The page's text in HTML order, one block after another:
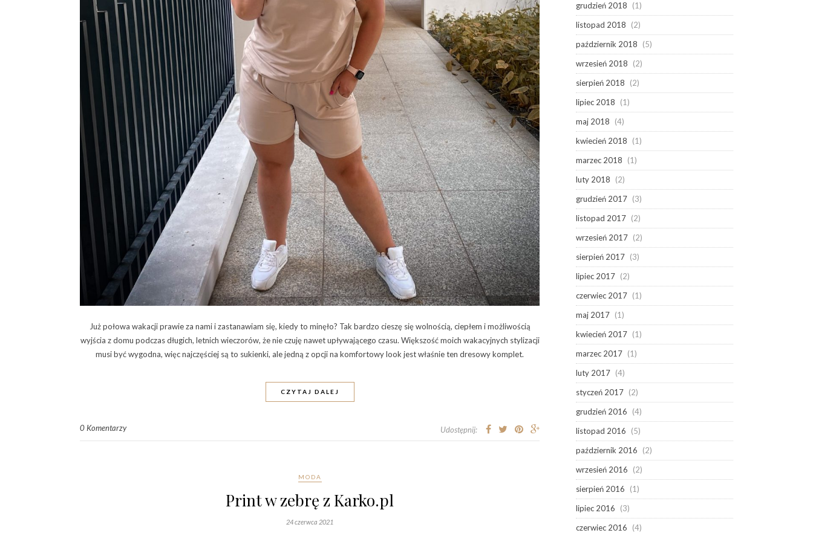
Już połowa wakacji prawie za nami i zastanawiam się, kiedy to minęło? Tak bardzo cieszę się wolnością, ciepłem i możliwością
wyjścia z domu podczas długich, letnich wieczorów, że nie czuję nawet upływającego czasu. Większość moich wakacyjnych stylizacji
musi być wygodna, więc najczęściej są to sukienki, ale jedną z opcji na komfortowy look jest właśnie ten dresowy komplet.
CZYTAJ DALEJ
0 Komentarzy Udostępnij:
MODA
Print w zebrę z Karko.pl
24 czerwca 2021
grudzień 2018
(1)
listopad 2018
(2)
październik 2018
(5)
wrzesień 2018
(2)
sierpień 2018
(2)
lipiec 2018
(1)
maj 2018
(4)
kwiecień 2018
(1)
marzec 2018
(1)
luty 2018
(2)
grudzień 2017 (3)
listopad 2017 (2)
wrzesień 2017 (2)
sierpień 2017 (3)
lipiec 2017 (2)
czerwiec 2017 (1)
maj 2017 (1)
kwiecień 2017 (1)
marzec 2017 (1)
luty 2017 (4)
styczeń 2017 (2)
grudzień 2016
(4)
listopad 2016
(5)
październik 2016
(2)
wrzesień 2016
(2)
sierpień 2016
(1)
lipiec 2016
(3)
czerwiec 2016
(4)